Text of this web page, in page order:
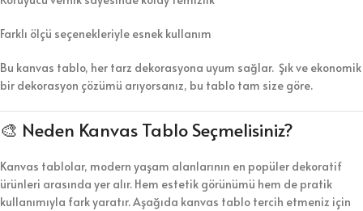
Farklı ölçü seçenekleriyle esnek kullanım
Bu kanvas tablo, her tarz dekorasyona uyum sağlar. Şık ve ekonomik
bir dekorasyon çözümü arıyorsanız, bu tablo tam size göre.
🎨 Neden Kanvas Tablo Seçmelisiniz?
Kanvas tablolar, modern yaşam alanlarının en popüler dekoratif
ürünleri arasında yer alır. Hem estetik görünümü hem de pratik
kullanımıyla fark yaratır. Aşağıda kanvas tablo tercih etmeniz için